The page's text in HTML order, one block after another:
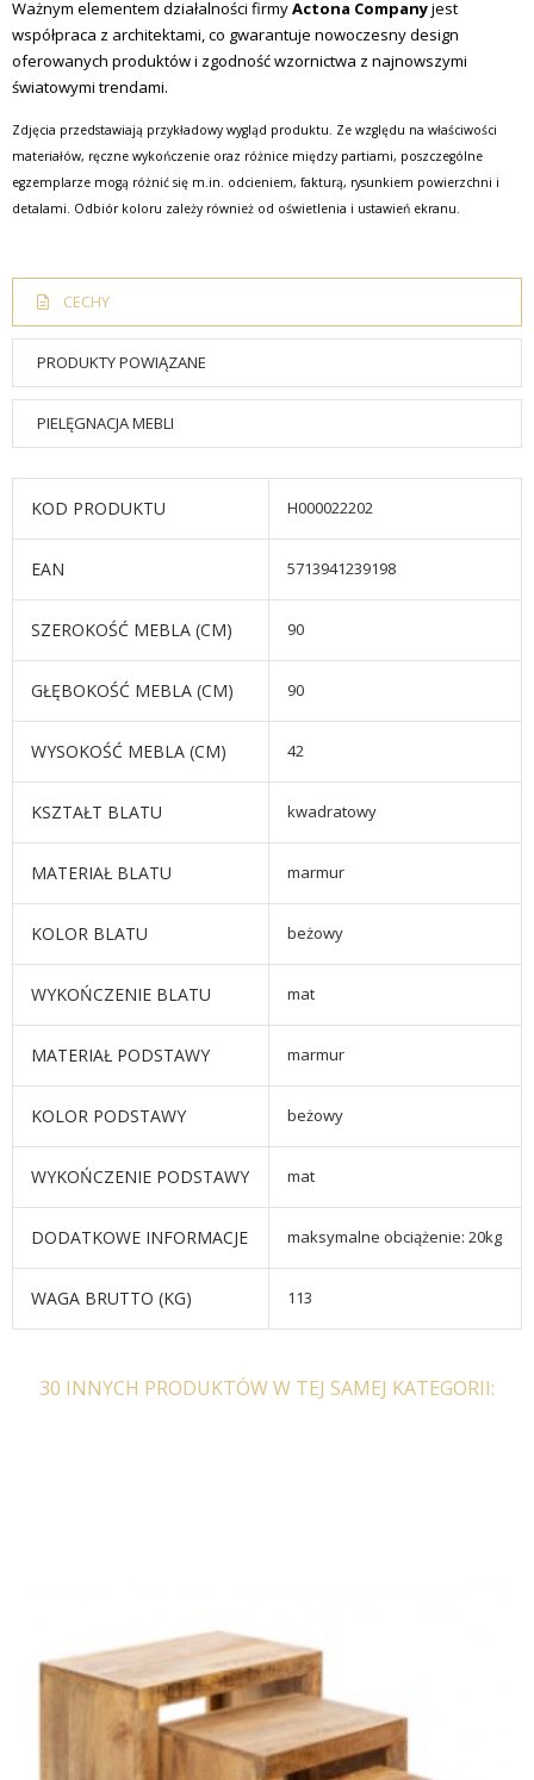
Ważnym elementem działalności firmyActona Companyjest
współpraca z architektami, co gwarantuje nowoczesny design
oferowanych produktów i zgodność wzornictwa z najnowszymi
światowymi trendami.
Zdjęcia przedstawiają przykładowy wygląd produktu. Ze względu na właściwości
materiałów, ręczne wykończenie oraz różnice między partiami, poszczególne
egzemplarze mogą różnić się m.in. odcieniem, fakturą, rysunkiem powierzchni i
detalami. Odbiór koloru zależy również od oświetlenia i ustawień ekranu.
CECHY
PRODUKTY POWIĄZANE
PIELĘGNACJA MEBLI
KOD PRODUKTU H000022202
EAN 5713941239198
SZEROKOŚĆ MEBLA (CM) 90
GŁĘBOKOŚĆ MEBLA (CM) 90
WYSOKOŚĆ MEBLA (CM) 42
KSZTAŁT BLATU kwadratowy
MATERIAŁ BLATU marmur
KOLOR BLATU beżowy
WYKOŃCZENIE BLATU mat
MATERIAŁ PODSTAWY marmur
KOLOR PODSTAWY beżowy
WYKOŃCZENIE PODSTAWY mat
DODATKOWE INFORMACJE maksymalne obciążenie: 20kg
WAGA BRUTTO (KG) 113
STOLIK KAWOWY VEGA STOLIK KAWOWY VEGA
30 INNYCH PRODUKTÓW W TEJ SAMEJ KATEGORII: